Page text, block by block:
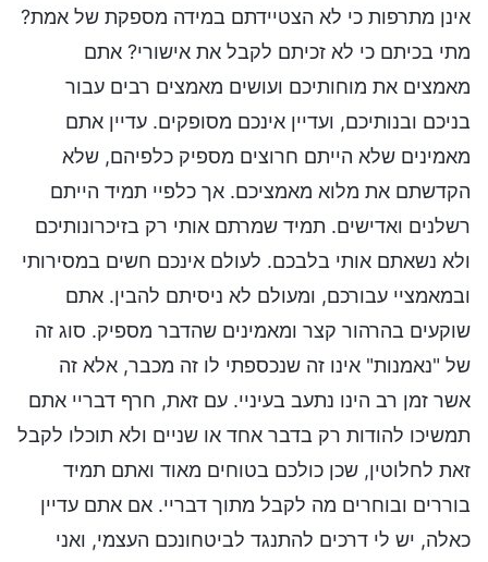
אינן מתרפות כי לא הצטיידתם במידה מספקת של אמת?
מתי בכיתם כי לא זכיתם לקבל את אישורי? אתם
מאמצים את מוחותיכם ועושים מאמצים רבים עבור
בניכם ובנותיכם, ועדיין אינכם מסופקים. עדיין אתם
מאמינים שלא הייתם חרוצים מספיק כלפיהם, שלא
הקדשתם את מלוא מאמציכם. אך כלפיי תמיד הייתם
רשלנים ואדישים. תמיד שמרתם אותי רק בזיכרונותיכם
ולא נשאתם אותי בלבכם. לעולם אינכם חשים במסירותי
ובמאמציי עבורכם, ומעולם לא ניסיתם להבין. אתם
שוקעים בהרהור קצר ומאמינים שהדבר מספיק. סוג זה
של "נאמנות" אינו זה שנכספתי לו זה מכבר, אלא זה
אשר זמן רב הינו נתעב בעיניי. עם זאת, חרף דבריי אתם
תמשיכו להודות רק בדבר אחד או שניים ולא תוכלו לקבל
זאת לחלוטין, שכן כולכם בטוחים מאוד ואתם תמיד
בוררים ובוחרים מה לקבל מתוך דבריי. אם אתם עדיין
כאלה, יש לי דרכים להתנגד לביטחונכם העצמי, ואני